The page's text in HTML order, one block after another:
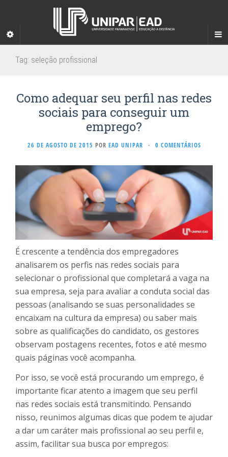
Tag: seleção profissional
Como adequar seu perfil nas redes
sociais para conseguir um
emprego?
26 DE AGOSTO DE 2015 POR EAD UNIPAR · 0 COMENTÁRIOS
É crescente a tendência dos empregadores
analisarem os perfis nas redes sociais para
selecionar o profissional que completará a vaga na
sua empresa, seja para avaliar a conduta social das
pessoas (analisando se suas personalidades se
encaixam na cultura da empresa) ou saber mais
sobre as qualificações do candidato, os gestores
observam postagens recentes, fotos e até mesmo
quais páginas você acompanha.
Por isso, se você está procurando um emprego, é
importante ficar atento a imagem que seu perfil
nas redes sociais está transmitindo. Pensando
nisso, reunimos algumas dicas que podem te ajudar
a dar um caráter mais profissional ao seu perfil e,
assim, facilitar sua busca por empregos: